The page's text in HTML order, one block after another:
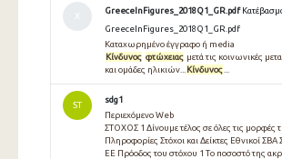
GreeceInFigures_2018Q1_GR.pdf
GreeceInFigures_2018Q1_GR.pdf
Καταχωρημένο έγγραφο ή media
Κίνδυνος φτώχειας μετά τις κοινωνικές
και ομάδες ηλικιών... Κίνδυνος...
ST
sdg1
Περιεχόμενο Web
ΣΤΟΧΟΣ 1 Δίνουμε τέλος σε όλες τις μορφές
Πληροφορίες Στόχοι και Δείκτες Εθνικοί ΣΒΑ
ΕΕ Πρόοδος του στόχου 1 Τo ποσοστό της